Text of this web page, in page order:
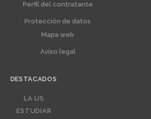
Perfil del contratante
Protección de datos
Mapa web
Aviso legal
DESTACADOS
LA US
ESTUDIAR